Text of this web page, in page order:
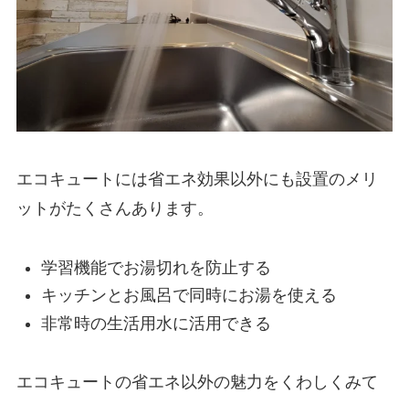
エコキュートには省エネ効果以外にも設置のメリ
ットがたくさんあります。
学習機能でお湯切れを防止する
キッチンとお風呂で同時にお湯を使える
非常時の生活用水に活用できる
エコキュートの省エネ以外の魅力をくわしくみて